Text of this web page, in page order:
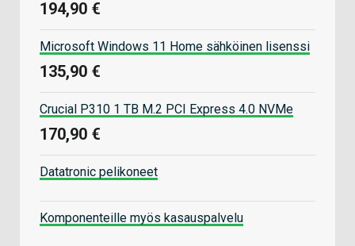
194,90 €
Microsoft Windows 11 Home sähköinen lisenssi
135,90 €
Crucial P310 1 TB M.2 PCI Express 4.0 NVMe
170,90 €
Datatronic pelikoneet
Komponenteille myös kasauspalvelu